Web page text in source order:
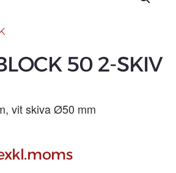
50 2-SKIV
vit skiva Ø50 mm